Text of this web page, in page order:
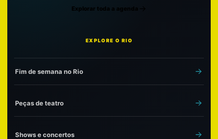
Explorar toda a agenda
EXPLORE O RIO
Fim de semana no Rio
Peças de teatro
Shows e concertos